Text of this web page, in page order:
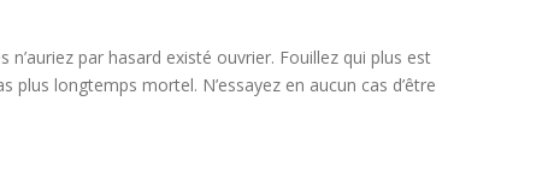
par hasard existé ouvrier. Fouillez qui plus est
longtemps mortel. N’essayez en aucun cas d’être